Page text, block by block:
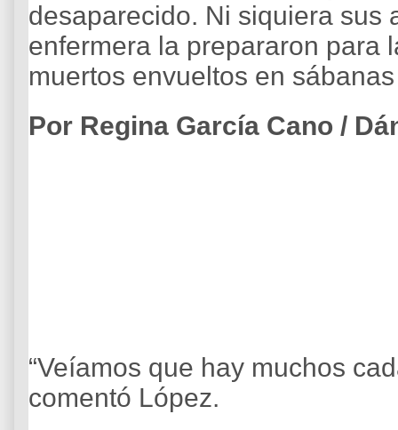
desaparecido. Ni siquiera sus
enfermera la prepararon para
muertos envueltos en
Por Regina García Cano /
“Veíamos que hay muchos
comentó López.